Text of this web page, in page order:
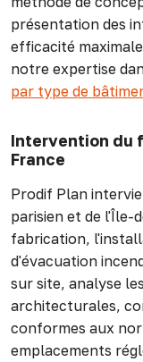
présentation des
efficacité
notre expertise
par type de
Intervention du
France
Prodif Plan
parisien et de l'Île-
fabrication,
d'évacuation
sur site, analyse
architecturales,
conformes aux
emplacements